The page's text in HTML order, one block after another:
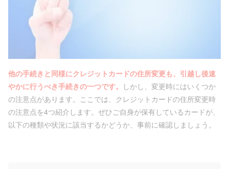
他の手続きと同様にクレジットカードの住所変更も、引越し後速
やかに行うべき手続きの一つです。 しかし、変更時にはいくつか
の注意点があります。ここでは、クレジットカードの住所変更時
の注意点を4つ紹介します。ぜひご自身が保有しているカードが、
以下の種類や状況に該当するかどうか、事前に確認しましょう。